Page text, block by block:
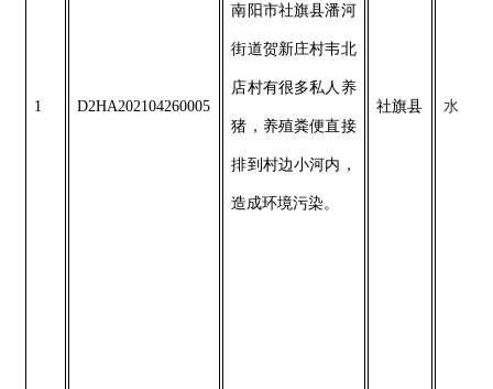
1 D2HA202104260005
南阳市社旗县潘河
街道贺新庄村韦北
店村有很多私人养
猪，养殖粪便直接
排到村边小河内，
造成环境污染。
社旗县 水